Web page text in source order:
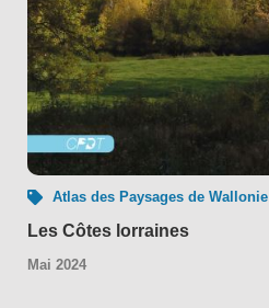
Atlas des Paysages de Wallonie
Les Côtes lorraines
Mai 2024